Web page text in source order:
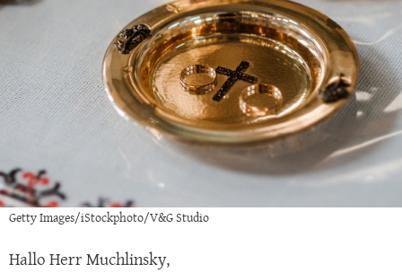
Getty Images/iStockphoto/V&G Studio
Hallo Herr Muchlinsky,